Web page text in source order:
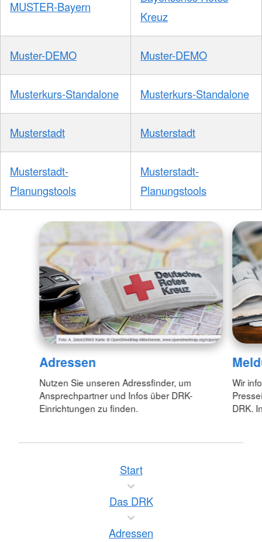
MUSTER-Bayern
Kreuz
Muster-DEMO Muster-DEMO
Musterkurs-Standalone Musterkurs-Standalone
Musterstadt Musterstadt
Musterstadt-
Planungstools
Musterstadt-
Planungstools
Adressen
Nutzen Sie unseren Adressfinder, um
Ansprechpartner und Infos über DRK-
Einrichtungen zu finden.
Wir
DRK.
Start
Das DRK
Adressen